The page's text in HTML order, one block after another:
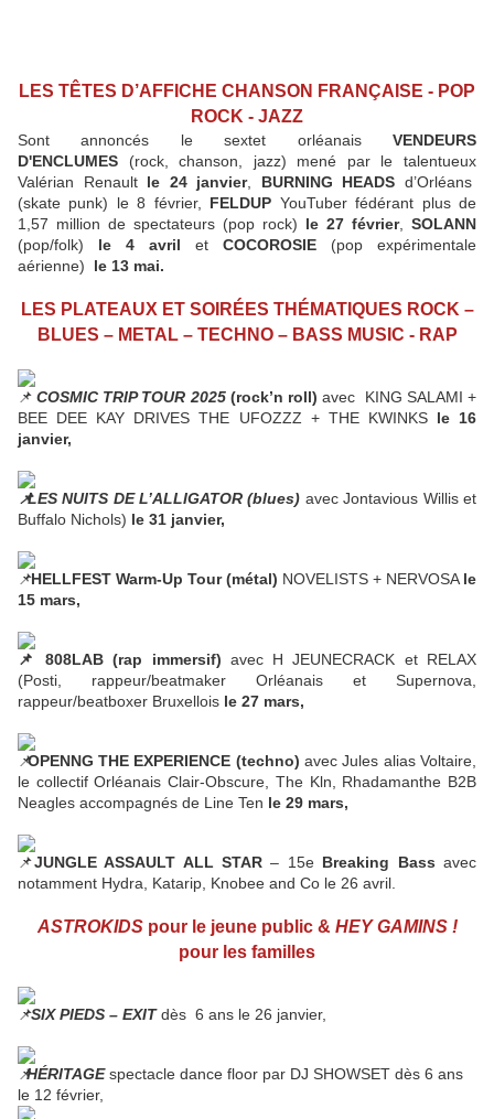
LES TÊTES D’AFFICHE CHANSON FRANÇAISE - POP
ROCK - JAZZ
Sont annoncés le sextet orléanais VENDEURS
D'ENCLUMES (rock, chanson, jazz) mené par le talentueux
Valérian Renault le 24 janvier, BURNING HEADS d’Orléans
(skate punk) le 8 février, FELDUP YouTuber fédérant plus de
1,57 million de spectateurs (pop rock) le 27 février, SOLANN
(pop/folk) le 4 avril et COCOROSIE (pop expérimentale
aérienne) le 13 mai.
LES PLATEAUX ET SOIRÉES THÉMATIQUES ROCK –
BLUES – METAL – TECHNO – BASS MUSIC - RAP
COSMIC TRIP TOUR 2025 (rock’n roll) avec KING SALAMI +
BEE DEE KAY DRIVES THE UFOZZZ + THE KWINKS le 16
janvier,
LES NUITS DE L’ALLIGATOR (blues) avec Jontavious Willis et
Buffalo Nichols) le 31 janvier,
HELLFEST Warm-Up Tour (métal) NOVELISTS + NERVOSA le
15 mars,
808LAB (rap immersif) avec H JEUNECRACK et RELAX
(Posti, rappeur/beatmaker Orléanais et Supernova,
rappeur/beatboxer Bruxellois le 27 mars,
OPENNG THE EXPERIENCE (techno) avec Jules alias Voltaire,
le collectif Orléanais Clair-Obscure, The Kln, Rhadamanthe B2B
Neagles accompagnés de Line Ten le 29 mars,
JUNGLE ASSAULT ALL STAR – 15e Breaking Bass avec
notamment Hydra, Katarip, Knobee and Co le 26 avril.
ASTROKIDSpour le jeune public & HEY GAMINS !
pour les familles
SIX PIEDS – EXITdès 6 ans le 26 janvier,
HÉRITAGEspectacle dance floor par DJ SHOWSET dès 6 ans
le 12 février,